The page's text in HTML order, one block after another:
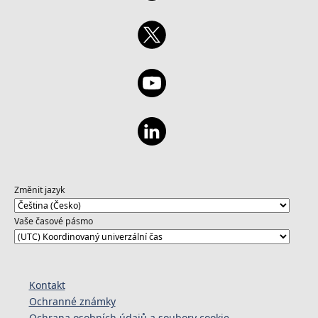
también cómo hacer preguntas acerca del
mismo. Aquí está el recurso para esta sesión
https://aka.ms/Apr5IntroReact1 Regístrese
para todas las próximas sesiones:
Revisa todo el contenido de la sesión
anterior en nuestra lista de reproducción de
Změnit jazyk
Vaše časové pásmo
Kontakt
Ochranné známky